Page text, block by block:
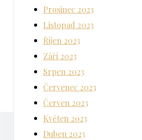
Prosinec 2023
Listopad 2023
Říjen 2023
Září 2023
Srpen 2023
Červenec 2023
Červen 2023
Květen 2023
Duben 2023